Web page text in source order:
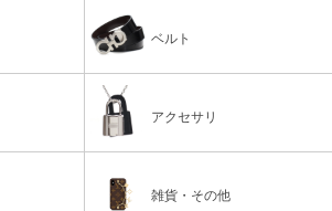
ベルト
アクセサリ
雑貨・その他